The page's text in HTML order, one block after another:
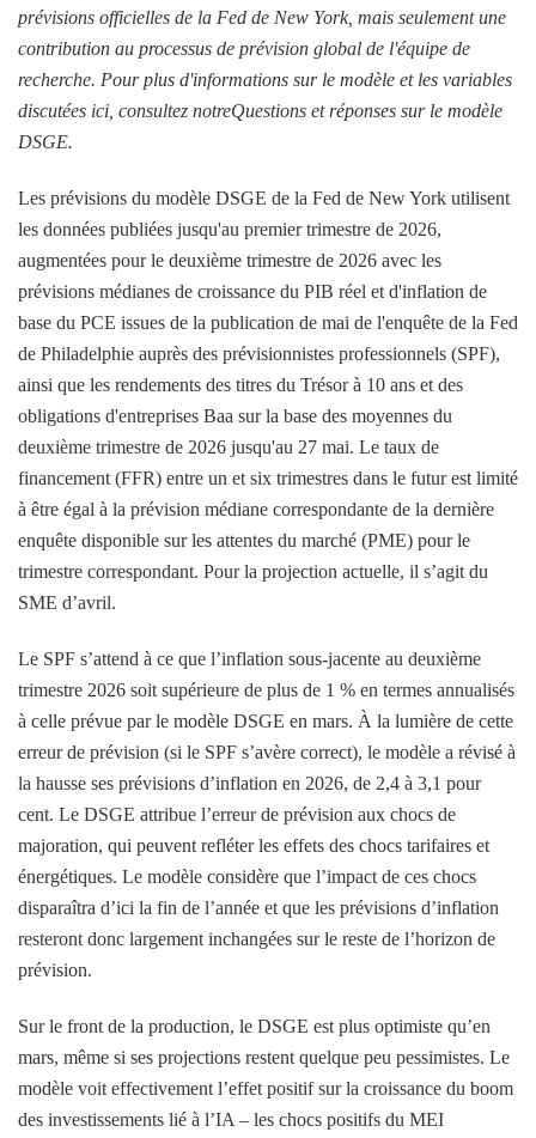
prévisions officielles de la Fed de New York, mais seulement une
contribution au processus de prévision global de l'équipe de
recherche. Pour plus d'informations sur le modèle et les variables
discutées ici, consultez notreQuestions et réponses sur le modèle
DSGE.
Les prévisions du modèle DSGE de la Fed de New York utilisent
les données publiées jusqu'au premier trimestre de 2026,
augmentées pour le deuxième trimestre de 2026 avec les
prévisions médianes de croissance du PIB réel et d'inflation de
base du PCE issues de la publication de mai de l'enquête de la Fed
de Philadelphie auprès des prévisionnistes professionnels (SPF),
ainsi que les rendements des titres du Trésor à 10 ans et des
obligations d'entreprises Baa sur la base des moyennes du
deuxième trimestre de 2026 jusqu'au 27 mai. Le taux de
financement (FFR) entre un et six trimestres dans le futur est limité
à être égal à la prévision médiane correspondante de la dernière
enquête disponible sur les attentes du marché (PME) pour le
trimestre correspondant. Pour la projection actuelle, il s’agit du
SME d’avril.
Le SPF s’attend à ce que l’inflation sous-jacente au deuxième
trimestre 2026 soit supérieure de plus de 1 % en termes annualisés
à celle prévue par le modèle DSGE en mars. À la lumière de cette
erreur de prévision (si le SPF s’avère correct), le modèle a révisé à
la hausse ses prévisions d’inflation en 2026, de 2,4 à 3,1 pour
cent. Le DSGE attribue l’erreur de prévision aux chocs de
majoration, qui peuvent refléter les effets des chocs tarifaires et
énergétiques. Le modèle considère que l’impact de ces chocs
disparaîtra d’ici la fin de l’année et que les prévisions d’inflation
resteront donc largement inchangées sur le reste de l’horizon de
prévision.
Sur le front de la production, le DSGE est plus optimiste qu’en
mars, même si ses projections restent quelque peu pessimistes. Le
modèle voit effectivement l’effet positif sur la croissance du boom
des investissements lié à l’IA – les chocs positifs du MEI